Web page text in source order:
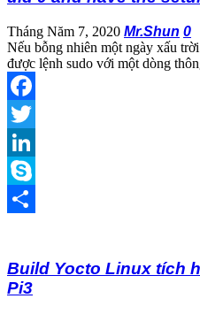
Tháng Năm 7, 2020 Mr.Shun 0
Nếu bỗng nhiên một ngày xấu
được lệnh sudo với một dòng
Facebook
Twitter
LinkedIn
Skype
Build Yocto Linux tích
Pi3